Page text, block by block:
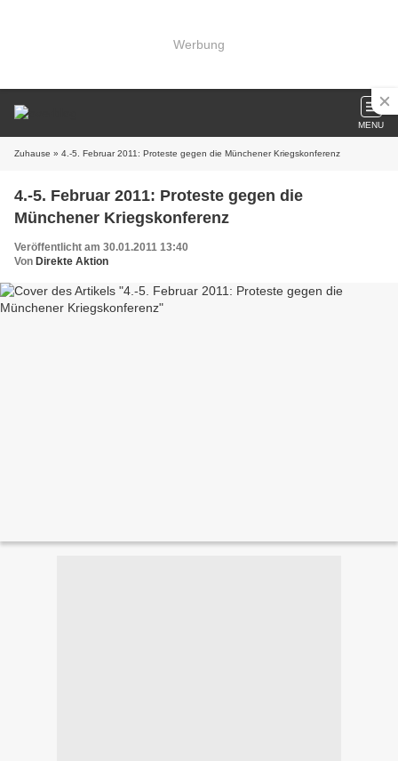
Werbung
MENU
Zuhause » 4.-5. Februar 2011: Proteste gegen die Münchener Kriegskonferenz
4.-5. Februar 2011: Proteste gegen die
Münchener Kriegskonferenz
Veröffentlicht am 30.01.2011 13:40
Von Direkte Aktion